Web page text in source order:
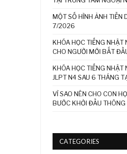
MỘT SỐ HÌNH ẢNH TIỄN
7/2026
KHÓA HỌC TIẾNG NHẬT
CHO NGƯỜI MỚI BẮT
KHÓA HỌC TIẾNG NHẬT
JLPT N4 SAU 6 THÁNG
VÌ SAO NÊN CHO CON
BƯỚC KHỞI ĐẦU
CATEGORIES